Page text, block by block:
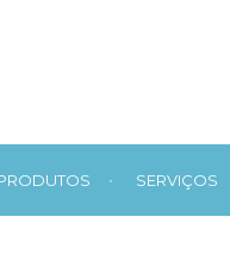
• SERVIÇOS